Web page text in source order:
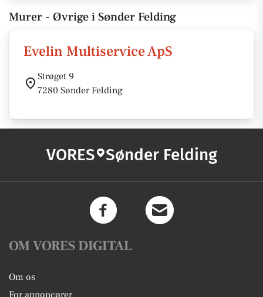
Murer - Øvrige i Sønder Felding
Evelin Multiservice ApS
Strøget 9
7280 Sønder Felding
VORES Sønder Felding
OM VORES DIGITAL
Om os
For annoncører